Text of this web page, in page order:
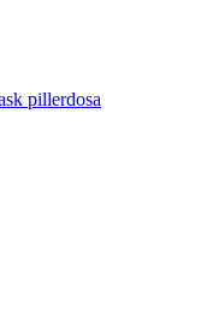
pillerdosa